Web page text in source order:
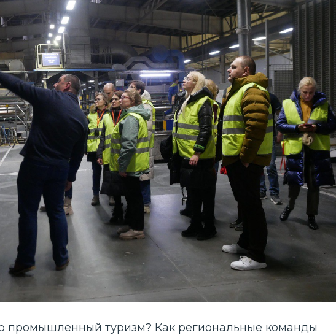
промышленный туризм? Как региональные команды